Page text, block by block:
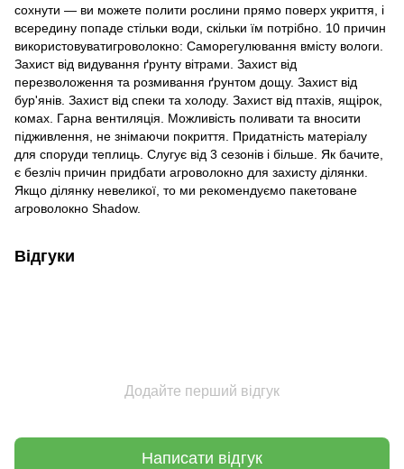
сохнути — ви можете полити рослини прямо поверх укриття, і
всередину попаде стільки води, скільки їм потрібно. 10 причин
використовуватигроволокно: Саморегулювання вмісту вологи.
Захист від видування ґрунту вітрами. Захист від
перезволоження та розмивання ґрунтом дощу. Захист від
бур'янів. Захист від спеки та холоду. Захист від птахів, ящірок,
комах. Гарна вентиляція. Можливість поливати та вносити
підживлення, не знімаючи покриття. Придатність матеріалу
для споруди теплиць. Слугує від 3 сезонів і більше. Як бачите,
є безліч причин придбати агроволокно для захисту ділянки.
Якщо ділянку невеликої, то ми рекомендуємо пакетоване
агроволокно Shadow.
Відгуки
Додайте перший відгук
Написати відгук